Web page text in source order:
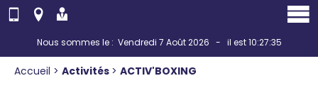
Nous sommes le : Vendredi 7 Août 2026 - il est 10:27:35
Accueil > Activités > ACTIV'BOXING
Panneau de gestion des cookies